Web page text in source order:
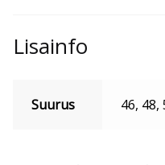
Lisainfo
Suurus 46, 48,